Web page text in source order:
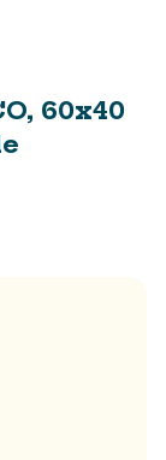
60x40